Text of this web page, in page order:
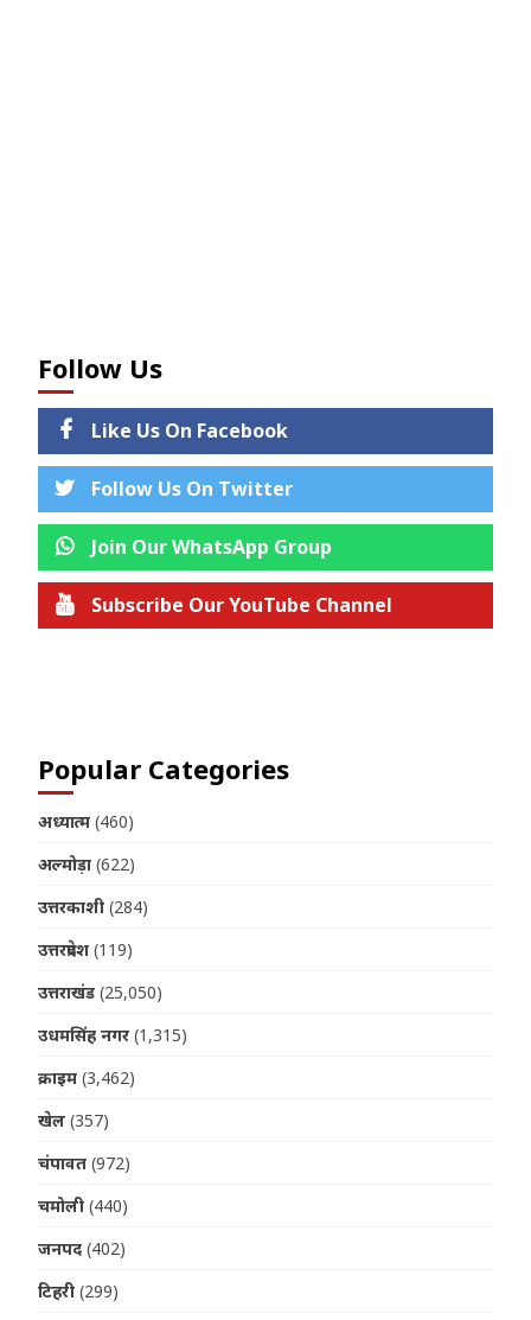
Follow Us
Like Us On Facebook
Follow Us On Twitter
Join Our WhatsApp Group
Subscribe Our YouTube Channel
Popular Categories
अध्यात्म (460)
अल्मोड़ा (622)
उत्तरकाशी (284)
उत्तरप्रदेश (119)
उत्तराखंड (25,050)
उधमसिंह नगर (1,315)
क्राइम (3,462)
खेल (357)
चंपावत (972)
चमोली (440)
जनपद (402)
टिहरी (299)